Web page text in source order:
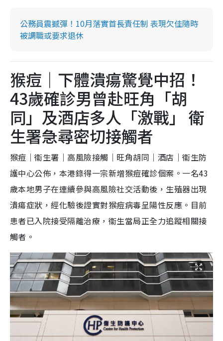
公務員震撼彈！10月落實首長責任制 表現欠佳隨時
被調職或要求退休
猴痘｜下體潰瘍驚覺中招！
43歲確診男曾赴旺角「胡
同」及酒店多人「激戰」 衛
生署急尋密切接觸者
猴痘｜衞生署｜高風險接觸｜旺角胡同｜酒店｜衞生防
護中心公佈，本港錄得一宗新增猴痘確診個案。一名43
歲本地男子在連續參與高風險社交活動後，生殖器出現
潰瘍症狀，經化驗後證實對猴痘病毒呈陽性反應。目前
患者已入院接受隔離治療，衞生當局正全力追蹤相關接
觸者。